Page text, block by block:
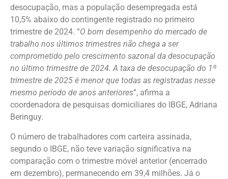
desocupação, mas a população desempregada está
10,5% abaixo do contingente registrado no primeiro
trimestre de 2024. “O bom desempenho do mercado de
trabalho nos últimos trimestres não chega a ser
comprometido pelo crescimento sazonal da desocupação
no último trimestre de 2024. A taxa de desocupação do 1º
trimestre de 2025 é menor que todas as registradas nesse
mesmo período de anos anteriores”, afirma a
coordenadora de pesquisas domiciliares do IBGE, Adriana
Beringuy.
O número de trabalhadores com carteira assinada,
segundo o IBGE, não teve variação significativa na
comparação com o trimestre móvel anterior (encerrado
em dezembro), permanecendo em 39,4 milhões. Já o